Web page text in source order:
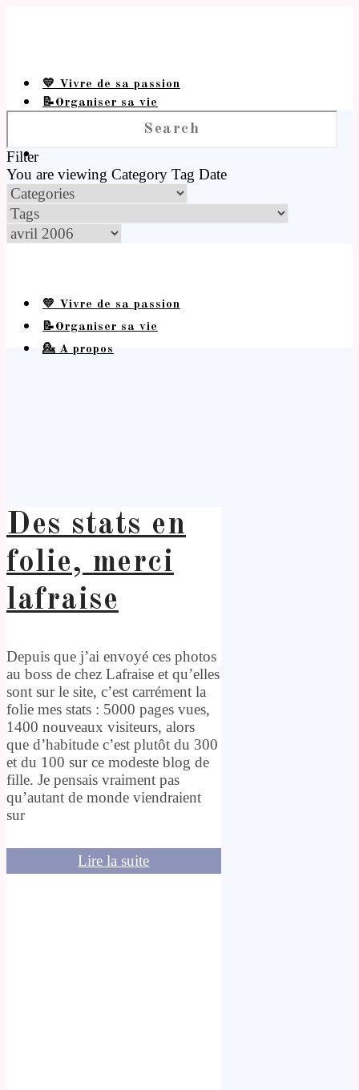
💛 Vivre de sa passion
📝Organiser sa vie
Filter
You are viewing Category Tag Date
💛 Vivre de sa passion
📝Organiser sa vie
💁 A propos
Des stats en
folie, merci
lafraise
Depuis que j’ai envoyé ces photos
au boss de chez Lafraise et qu’elles
sont sur le site, c’est carrément la
folie mes stats : 5000 pages vues,
1400 nouveaux visiteurs, alors
que d’habitude c’est plutôt du 300
et du 100 sur ce modeste blog de
fille. Je pensais vraiment pas
qu’autant de monde viendraient
sur
Lire la suite